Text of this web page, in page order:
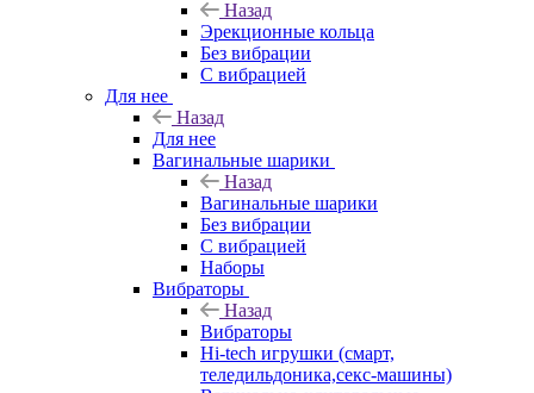
Назад
Эрекционные кольца
Без вибрации
С вибрацией
Для нее
Назад
Для нее
Вагинальные шарики
Назад
Вагинальные шарики
Без вибрации
С вибрацией
Наборы
Вибраторы
Назад
Вибраторы
Hi-tech игрушки (смарт,
теледильдоника,секс-машины)